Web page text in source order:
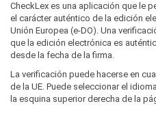
CheckLex es una aplicación que le
el carácter auténtico de la edición
Unión Europea (e-DO). Una
que la edición electrónica es
desde la fecha de la firma.
La verificación puede hacerse en
de la UE. Puede seleccionar el
la esquina superior derecha de la